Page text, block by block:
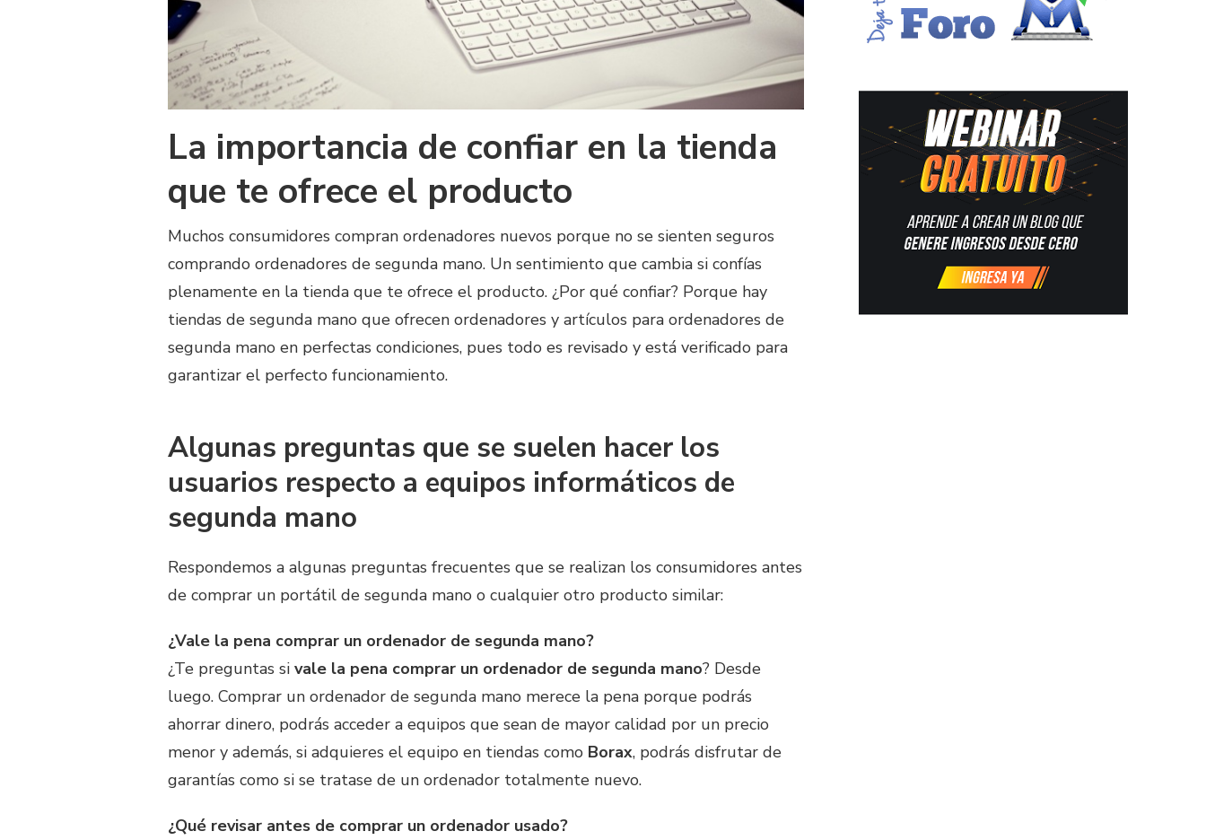
La importancia de confiar en la tienda
que te ofrece el producto
Muchos consumidores compran ordenadores nuevos porque no se sienten seguros
comprando ordenadores de segunda mano. Un sentimiento que cambia si confías
plenamente en la tienda que te ofrece el producto. ¿Por qué confiar? Porque hay
tiendas de segunda mano que ofrecen ordenadores y artículos para ordenadores de
segunda mano en perfectas condiciones, pues todo es revisado y está verificado para
garantizar el perfecto funcionamiento.
Algunas preguntas que se suelen hacer los
usuarios respecto a equipos informáticos de
segunda mano
Respondemos a algunas preguntas frecuentes que se realizan los consumidores antes
de comprar un portátil de segunda mano o cualquier otro producto similar:
¿Vale la pena comprar un ordenador de segunda mano?
¿Te preguntas si vale la pena comprar un ordenador de segunda mano? Desde
luego. Comprar un ordenador de segunda mano merece la pena porque podrás
ahorrar dinero, podrás acceder a equipos que sean de mayor calidad por un precio
menor y además, si adquieres el equipo en tiendas como Borax, podrás disfrutar de
garantías como si se tratase de un ordenador totalmente nuevo.
¿Qué revisar antes de comprar un ordenador usado?